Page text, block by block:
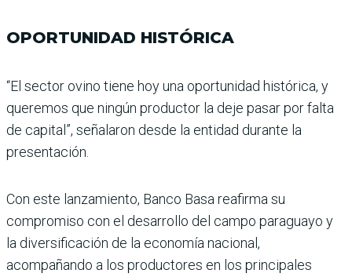
OPORTUNIDAD HISTÓRICA
“El sector ovino tiene hoy una oportunidad histórica, y
queremos que ningún pro­ductor la deje pasar por falta
de capital”, señalaron desde la entidad durante la
presen­tación.
Con este lanzamiento, Banco Basa reafirma su
compromiso con el desarrollo del campo paraguayo y
la diversifica­ción de la economía nacional,
acompañando a los producto­res en los principales